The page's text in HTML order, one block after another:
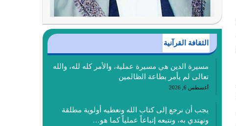
الثقافة القرآنية
مسيرة الدين هي مسيرة عملية، والأمر كله لله، والله
تعالى لم يأمر بطاعة الظالمين
أغسطس 6, 2026
يجب أن نرجع إلى كتاب الله ونعطيه أولوية مطلقة
ونهتدي به، ونتبعه إتباعاً عملياً كما هو…